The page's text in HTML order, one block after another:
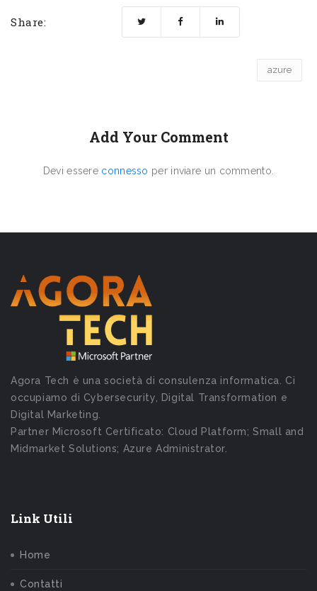
Share:
azure
Add Your Comment
Devi essere connesso per inviare un commento.
Agora Tech è una società di consulenza informatica. Ci
occupiamo di Cybersecurity, Digital Transformation e
Digital Marketing.
Partner Microsoft Certificato: Cloud Platform; Small and
Midmarket Solutions; Azure Administrator.
Link Utili
Home
Contatti